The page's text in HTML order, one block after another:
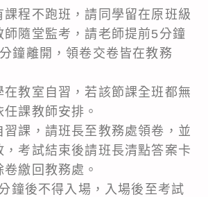
課程不跑班，請同學留在原班級
師隨堂監考，請老師提前5分鐘
鐘離開，領卷交卷皆在教務
在教室自習，若該節課全班都無
課教師安排。
習課，請班長至教務處領卷，並
，考試結束後請班長清點答案卡
繳回教務處。
鐘後不得入場，入場後至考試